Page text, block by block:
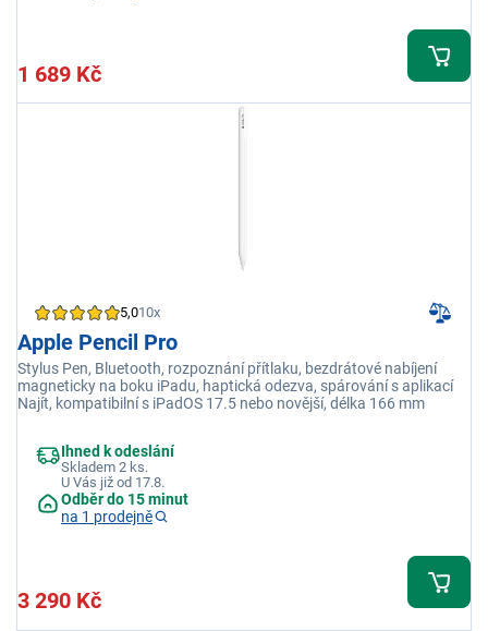
1 689 Kč
5,010x
Apple Pencil Pro
Stylus Pen, Bluetooth, rozpoznání přítlaku, bezdrátové nabíjení
magneticky na boku iPadu, haptická odezva, spárování s aplikací
Najít, kompatibilní s iPadOS 17.5 nebo novější, délka 166 mm
Ihned k odeslání
Skladem 2 ks.
U Vás již od 17.8.
Odběr do 15 minut
na 1 prodejně
3 290 Kč